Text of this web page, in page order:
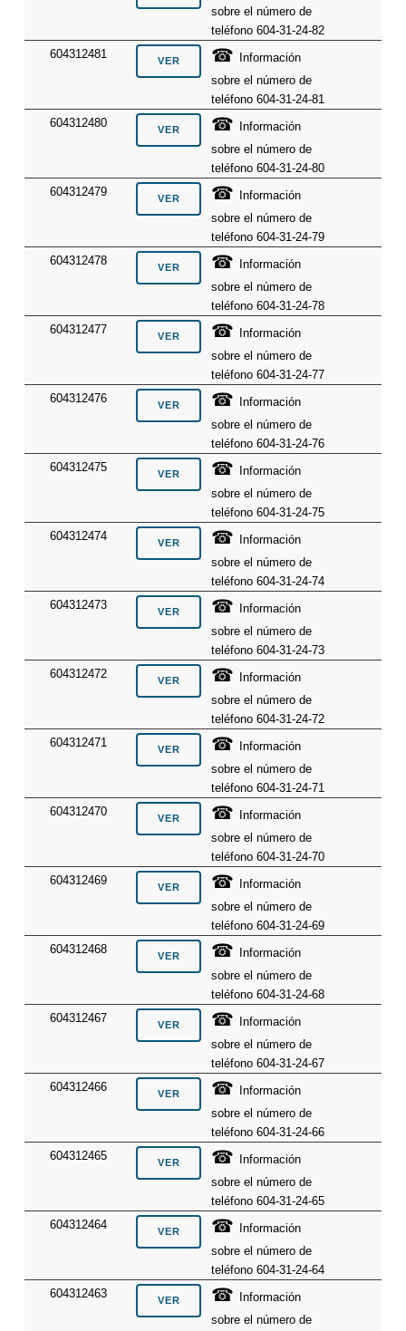
sobre el número de
teléfono 604-31-24-82
604312481
☎
Información
sobre el número de
teléfono 604-31-24-81
604312480
☎
Información
sobre el número de
teléfono 604-31-24-80
604312479
☎
Información
sobre el número de
teléfono 604-31-24-79
604312478
☎
Información
sobre el número de
teléfono 604-31-24-78
604312477
☎
Información
sobre el número de
teléfono 604-31-24-77
604312476
☎
Información
sobre el número de
teléfono 604-31-24-76
604312475
☎
Información
sobre el número de
teléfono 604-31-24-75
604312474
☎
Información
sobre el número de
teléfono 604-31-24-74
604312473
☎
Información
sobre el número de
teléfono 604-31-24-73
604312472
☎
Información
sobre el número de
teléfono 604-31-24-72
604312471
☎
Información
sobre el número de
teléfono 604-31-24-71
604312470
☎
Información
sobre el número de
teléfono 604-31-24-70
604312469
☎
Información
sobre el número de
teléfono 604-31-24-69
604312468
☎
Información
sobre el número de
teléfono 604-31-24-68
604312467
☎
Información
sobre el número de
teléfono 604-31-24-67
604312466
☎
Información
sobre el número de
teléfono 604-31-24-66
604312465
☎
Información
sobre el número de
teléfono 604-31-24-65
604312464
☎
Información
sobre el número de
teléfono 604-31-24-64
604312463
☎
Información
sobre el número de